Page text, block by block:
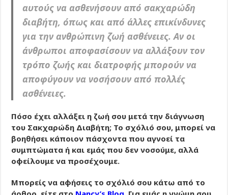
αυτούς να ασθενήσουν από σακχαρώδη
διαβήτη, όπως και από άλλες επικίνδυνες
για την ανθρώπινη ζωή ασθένειες. Αν οι
άνθρωποι αποφασίσουν να αλλάξουν τον
τρόπο ζωής και διατροφής μπορούν να
αποφύγουν να νοσήσουν από πολλές
ασθένειες.
Πόσο έχει αλλάξει η ζωή σου μετά την διάγνωση
του Σακχαρώδη Διαβήτη; Το σχόλιό σου, μπορεί να
βοηθήσει κάποιον πάσχοντα που αγνοεί τα
συμπτώματα ή και εμάς που δεν νοσούμε, αλλά
οφείλουμε να προσέχουμε.
Μπορείς να αφήσεις το σχόλιό σου κάτω από το